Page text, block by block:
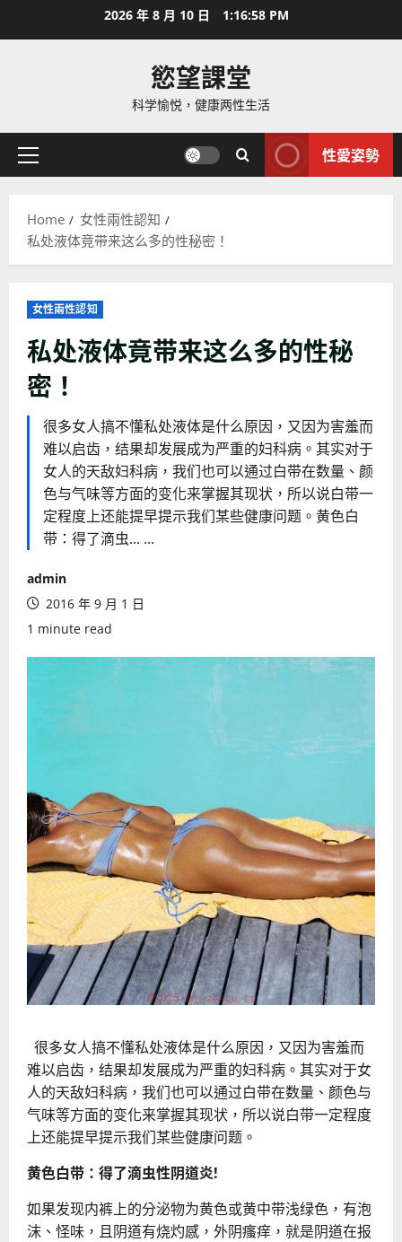
2026 年 8 月 10 日 1:17:00 PM
慾望課堂
科学愉悦，健康两性生活
Primary
性愛姿勢
Home
女性兩性認知
私处液体竟带来这么多的性秘密！
女性兩性認知
私处液体竟带来这么多的性秘
密！
很多女人搞不懂私处液体是什么原因，又因为害羞而
难以启齿，结果却发展成为严重的妇科病。其实对于
女人的天敌妇科病，我们也可以通过白带在数量、颜
色与气味等方面的变化来掌握其现状，所以说白带一
定程度上还能提早提示我们某些健康问题。黄色白
带：得了滴虫... ...
admin
2016 年 9 月 1 日
1 minute read
很多女人搞不懂私处液体是什么原因，又因为害羞而
难以启齿，结果却发展成为严重的妇科病。其实对于女
人的天敌妇科病，我们也可以通过白带在数量、颜色与
气味等方面的变化来掌握其现状，所以说白带一定程度
上还能提早提示我们某些健康问题。
黄色白带：得了滴虫性阴道炎!
如果发现内裤上的分泌物为黄色或黄中带浅绿色，有泡
沫、怪味，且阴道有烧灼感，外阴瘙痒，就是阴道在报